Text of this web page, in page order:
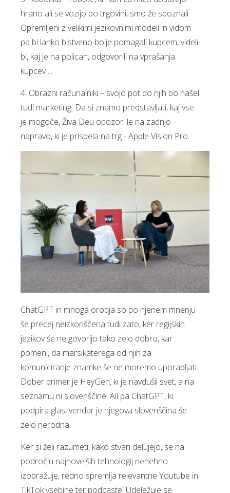
hrano ali se vozijo po trgovini, smo že spoznali.
Opremljeni z velikimi jezikovnimi modeli in vidom
pa bi lahko bistveno bolje pomagali kupcem, videli
bi, kaj je na policah, odgovorili na vprašanja
kupcev ...
4. Obrazni računalniki – svojo pot do njih bo našel
tudi marketing. Da si znamo predstavljati, kaj vse
je mogoče, Živa Deu opozori le na zadnjo
napravo, ki je prispela na trg - Apple Vision Pro.
ChatGPT in mnoga orodja so po njenem mnenju
še precej neizkoriščena tudi zato, ker regijskih
jezikov še ne govorijo tako zelo dobro, kar
pomeni, da marsikaterega od njih za
komuniciranje znamke še ne moremo uporabljati.
Dober primer je HeyGen, ki je navdušil svet, a na
seznamu ni slovenščine. Ali pa ChatGPT, ki
podpira glas, vendar je njegova slovenščina še
zelo nerodna.
Ker si želi razumeti, kako stvari delujejo, se na
področju najnovejših tehnologij nenehno
izobražuje, redno spremlja relevantne Youtube in
TikTok vsebine ter podcaste. Udeležuje se